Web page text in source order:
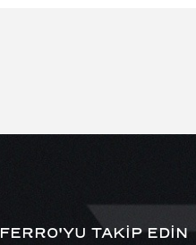
FERRO'YU TAKİP EDİN